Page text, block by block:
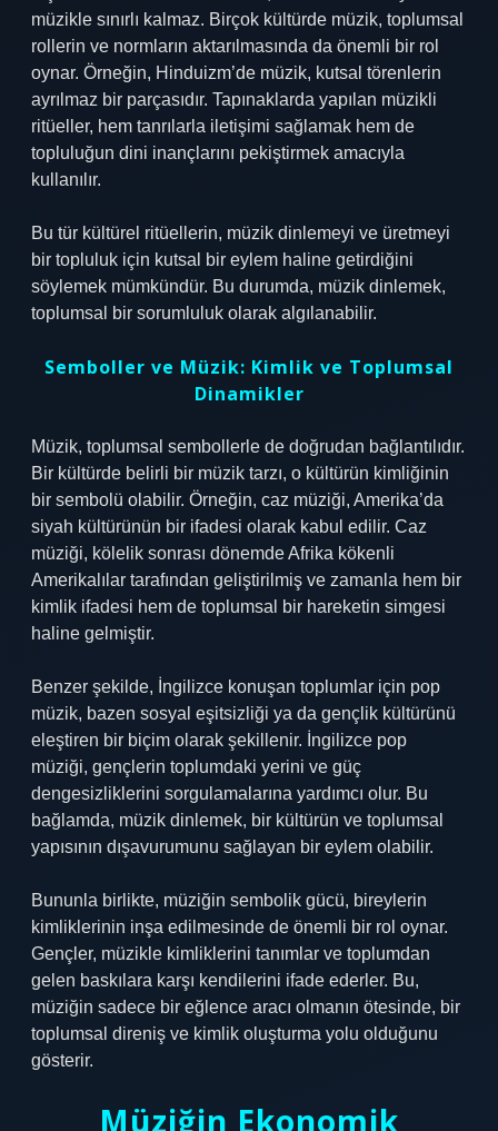
müzikle sınırlı kalmaz. Birçok kültürde müzik, toplumsal
rollerin ve normların aktarılmasında da önemli bir rol
oynar. Örneğin, Hinduizm’de müzik, kutsal törenlerin
ayrılmaz bir parçasıdır. Tapınaklarda yapılan müzikli
ritüeller, hem tanrılarla iletişimi sağlamak hem de
topluluğun dini inançlarını pekiştirmek amacıyla
kullanılır.
Bu tür kültürel ritüellerin, müzik dinlemeyi ve üretmeyi
bir topluluk için kutsal bir eylem haline getirdiğini
söylemek mümkündür. Bu durumda, müzik dinlemek,
toplumsal bir sorumluluk olarak algılanabilir.
Semboller ve Müzik: Kimlik ve Toplumsal
Dinamikler
Müzik, toplumsal sembollerle de doğrudan bağlantılıdır.
Bir kültürde belirli bir müzik tarzı, o kültürün kimliğinin
bir sembolü olabilir. Örneğin, caz müziği, Amerika’da
siyah kültürünün bir ifadesi olarak kabul edilir. Caz
müziği, kölelik sonrası dönemde Afrika kökenli
Amerikalılar tarafından geliştirilmiş ve zamanla hem bir
kimlik ifadesi hem de toplumsal bir hareketin simgesi
haline gelmiştir.
Benzer şekilde, İngilizce konuşan toplumlar için pop
müzik, bazen sosyal eşitsizliği ya da gençlik kültürünü
eleştiren bir biçim olarak şekillenir. İngilizce pop
müziği, gençlerin toplumdaki yerini ve güç
dengesizliklerini sorgulamalarına yardımcı olur. Bu
bağlamda, müzik dinlemek, bir kültürün ve toplumsal
yapısının dışavurumunu sağlayan bir eylem olabilir.
Bununla birlikte, müziğin sembolik gücü, bireylerin
kimliklerinin inşa edilmesinde de önemli bir rol oynar.
Gençler, müzikle kimliklerini tanımlar ve toplumdan
gelen baskılara karşı kendilerini ifade ederler. Bu,
müziğin sadece bir eğlence aracı olmanın ötesinde, bir
toplumsal direniş ve kimlik oluşturma yolu olduğunu
gösterir.
Müziğin Ekonomik